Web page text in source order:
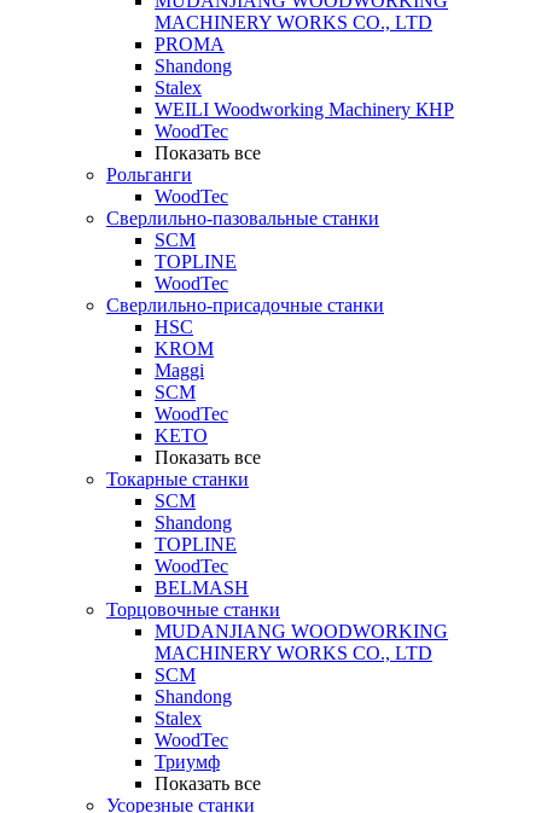
MACHINERY WORKS CO., LTD
PROMA
Shandong
Stalex
WEILI Woodworking Machinery КНР
WoodTec
Показать все
Рольганги
WoodTec
Сверлильно-пазовальные станки
SCM
TOPLINE
WoodTec
Сверлильно-присадочные станки
HSC
KROM
Maggi
SCM
WoodTec
KETO
Показать все
Токарные станки
SCM
Shandong
TOPLINE
WoodTec
BELMASH
Торцовочные станки
MUDANJIANG WOODWORKING
MACHINERY WORKS CO., LTD
SCM
Shandong
Stalex
WoodTec
Триумф
Показать все
Усорезные станки